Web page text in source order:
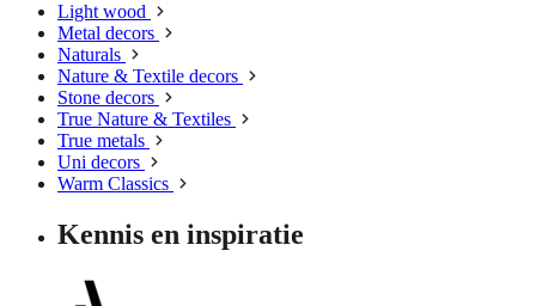
Light wood
Metal decors
Naturals
Nature & Textile decors
Stone decors
True Nature & Textiles
True metals
Uni decors
Warm Classics
Kennis en inspiratie